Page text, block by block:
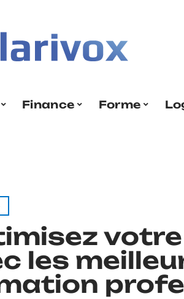
Finance Forme
les